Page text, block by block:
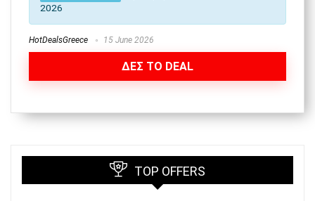
2026
HotDealsGreece 15 June 2026
ΔΕΣ ΤΟ DEAL
TOP OFFERS